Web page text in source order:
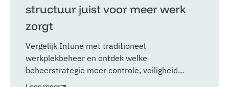
structuur juist voor meer werk
zorgt
Vergelijk Intune met traditioneel
werkplekbeheer en ontdek welke
beheerstrategie meer controle, veiligheid...